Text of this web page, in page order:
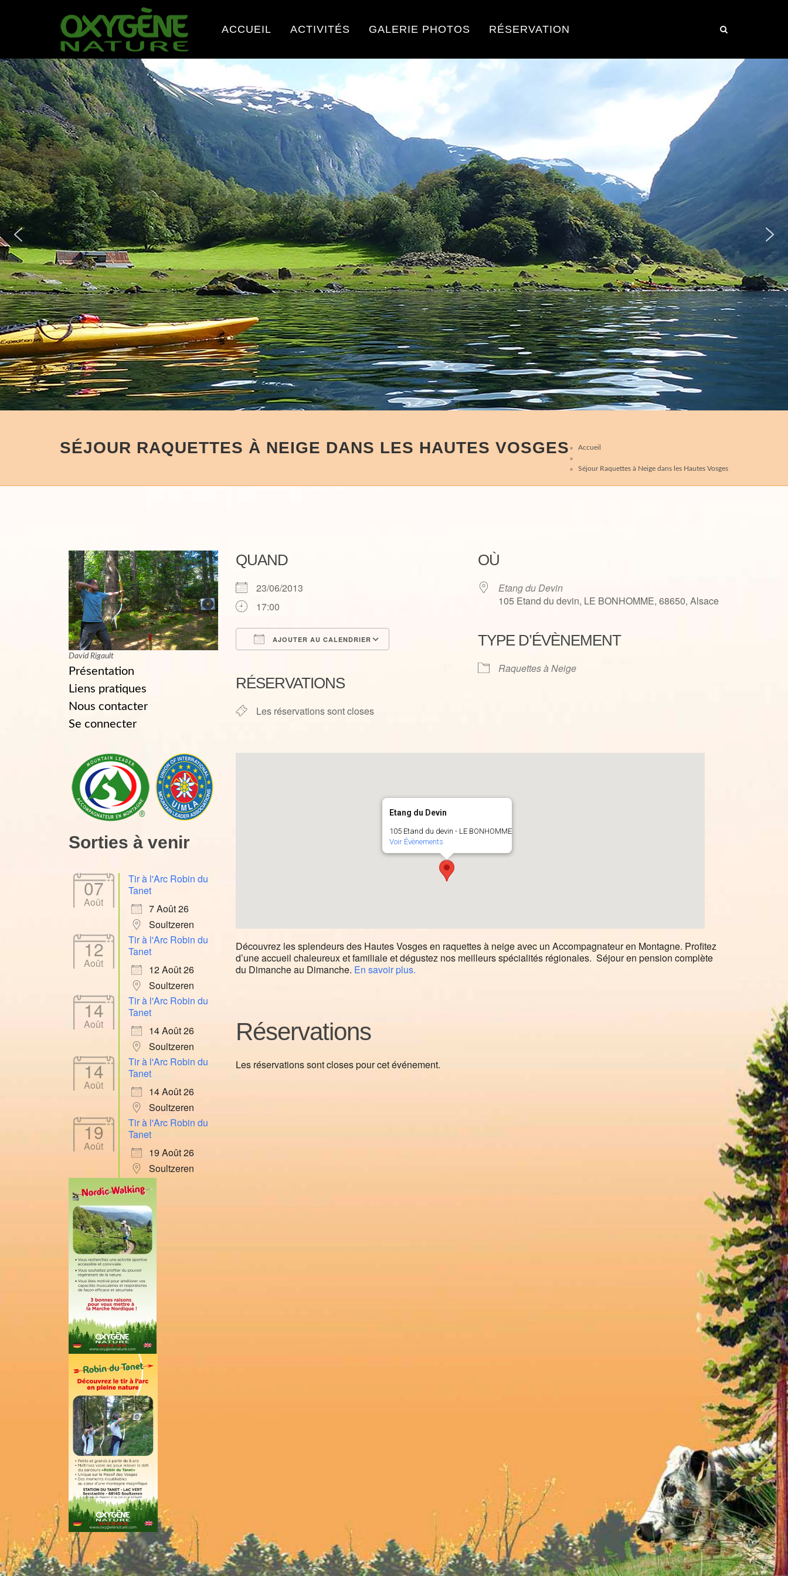
ACCUEIL ACTIVITÉS GALERIE PHOTOS RÉSERVATION
SÉJOUR RAQUETTES À NEIGE DANS LES HAUTES VOSGES Accueil
Séjour Raquettes à Neige dans les Hautes Vosges
QUAND
23/06/2013
17:00
AJOUTER AU CALENDRIER
RÉSERVATIONS
Les réservations sont closes
OÙ
Etang du Devin
105 Etand du devin, LE BONHOMME, 68650, Alsace
TYPE D’ÉVÈNEMENT
Raquettes à Neige
Etang du Devin
105 Etand du devin - LE BONHOMME
Voir Évènements
Découvrez les splendeurs des Hautes Vosges en raquettes à neige avec un Accompagnateur en Montagne. Profitez
d’une accueil chaleureux et familiale et dégustez nos meilleurs spécialités régionales. Séjour en pension complète
du Dimanche au Dimanche. En savoir plus.
Réservations
Les réservations sont closes pour cet événement.
David Rigault
Présentation
Liens pratiques
Nous contacter
Se connecter
Sorties à venir
07
Août
Tir à l'Arc Robin du
Tanet
7 Août 26
Soultzeren
12
Août
Tir à l'Arc Robin du
Tanet
12 Août 26
Soultzeren
14
Août
Tir à l'Arc Robin du
Tanet
14 Août 26
Soultzeren
14
Août
Tir à l'Arc Robin du
Tanet
14 Août 26
Soultzeren
19
Août
Tir à l'Arc Robin du
Tanet
19 Août 26
Soultzeren